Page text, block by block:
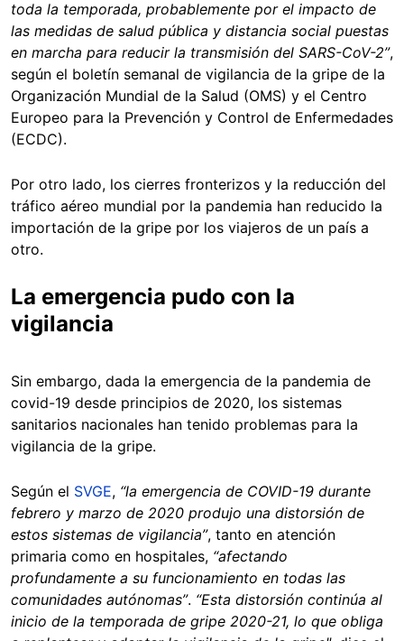
toda la temporada, probablemente por el impacto de
las medidas de salud pública y distancia social puestas
en marcha para reducir la transmisión del SARS-CoV-2”,
según el boletín semanal de vigilancia de la gripe de la
Organización Mundial de la Salud (OMS) y el Centro
Europeo para la Prevención y Control de Enfermedades
(ECDC).
Por otro lado, los cierres fronterizos y la reducción del
tráfico aéreo mundial por la pandemia han reducido la
importación de la gripe por los viajeros de un país a
otro.
La emergencia pudo con la
vigilancia
Sin embargo, dada la emergencia de la pandemia de
covid-19 desde principios de 2020, los sistemas
sanitarios nacionales han tenido problemas para la
vigilancia de la gripe.
Según el SVGE, “la emergencia de COVID-19 durante
febrero y marzo de 2020 produjo una distorsión de
estos sistemas de vigilancia”, tanto en atención
primaria como en hospitales, “afectando
profundamente a su funcionamiento en todas las
comunidades autónomas”. “Esta distorsión continúa al
inicio de la temporada de gripe 2020-21, lo que obliga